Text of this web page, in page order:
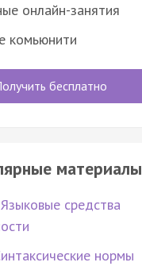
онлайн-занятия
комьюнити
бесплатно
материалы
средства
нормы